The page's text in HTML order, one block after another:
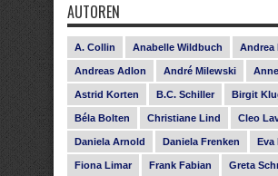
AUTOREN
A. Collin Anabelle Wildbuch Andrea
Andreas Adlon André Milewski
Astrid Korten B.C. Schiller Birgit
Béla Bolten Christiane Lind Cleo
Daniela Arnold Daniela Frenken Eva
Fiona Limar Frank Fabian Greta